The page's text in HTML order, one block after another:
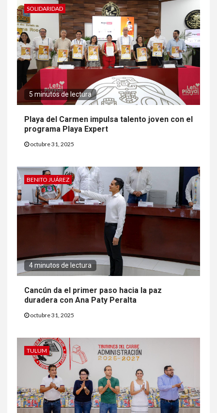
SOLIDARIDAD
5 minutos de lectura
Playa del Carmen impulsa talento joven con el
programa Playa Expert
octubre 31, 2025
BENITO JUÁREZ
4 minutos de lectura
Cancún da el primer paso hacia la paz
duradera con Ana Paty Peralta
octubre 31, 2025
TULUM